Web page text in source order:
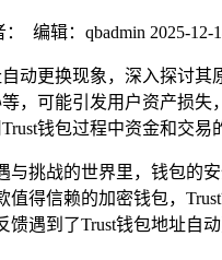
编辑：qbadmin 2025-12-
动更换现象，深入探讨其
，可能引发用户资产损
钱包过程中资金和交易
与挑战的世界里，钱包的
值得信赖的加密钱包，
馈遇到了Trust钱包地址自